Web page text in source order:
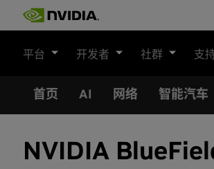
平台 开发者 社群 支
首页 AI 网络 智能汽车
NVIDIA